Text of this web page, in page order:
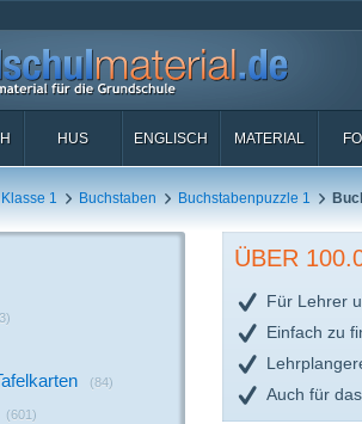
HUS ENGLISCH MATERIAL
Klasse 1 Buchstaben Buchstabenpuzzle 1
(84)
(601)
ÜBER
Für Lehrer
Einfach zu
Auch für